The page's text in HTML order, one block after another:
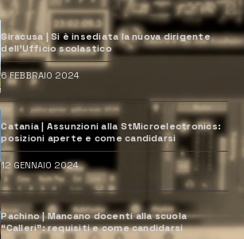
Siracusa | Si è insediata la nuova dirigente
dell’Ufficio scolastico
6 FEBBRAIO 2024
Catania | Assunzioni alla StMicroelectronics:
posizioni aperte e come candidarsi
12 GENNAIO 2024
Pachino | Mancano docenti alla scuola
“Calleri”: requisiti e come candidarsi